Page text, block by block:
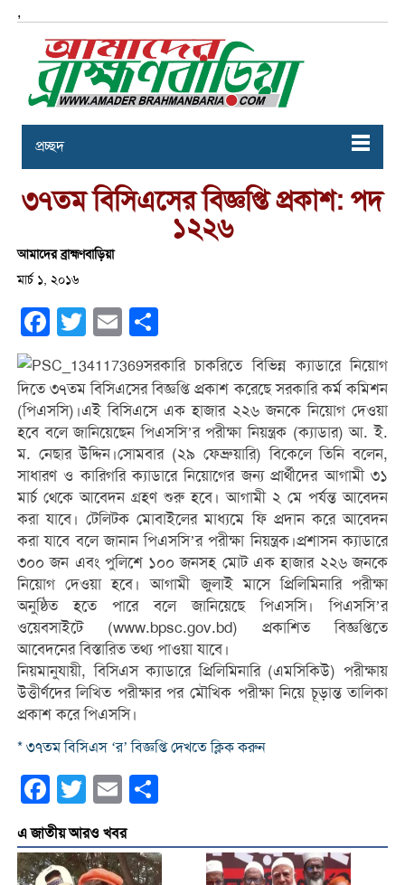
,
প্রচ্ছদ
৩৭তম বিসিএসের বিজ্ঞপ্তি প্রকাশ: পদ
১২২৬
আমাদের ব্রাহ্মণবাড়িয়া
মার্চ ১, ২০১৬
Facebook
Twitter Email
সরকারি চাকরিতে বিভিন্ন ক্যাডারে নিয়োগ
দিতে ৩৭তম বিসিএসের বিজ্ঞপ্তি প্রকাশ করেছে সরকারি কর্ম কমিশন
(পিএসসি)।এই বিসিএসে এক হাজার ২২৬ জনকে নিয়োগ দেওয়া
হবে বলে জানিয়েছেন পিএসসি’র পরীক্ষা নিয়ন্ত্রক (ক্যাডার) আ. ই.
ম. নেছার উদ্দিন।সোমবার (২৯ ফেব্রুয়ারি) বিকেলে তিনি বলেন,
সাধারণ ও কারিগরি ক্যাডারে নিয়োগের জন্য প্রার্থীদের আগামী ৩১
মার্চ থেকে আবেদন গ্রহণ শুরু হবে। আগামী ২ মে পর্যন্ত আবেদন
করা যাবে। টেলিটক মোবাইলের মাধ্যমে ফি প্রদান করে আবেদন
করা যাবে বলে জানান পিএসসি’র পরীক্ষা নিয়ন্ত্রক।প্রশাসন ক্যাডারে
৩০০ জন এবং পুলিশে ১০০ জনসহ মোট এক হাজার ২২৬ জনকে
নিয়োগ দেওয়া হবে। আগামী জুলাই মাসে প্রিলিমিনারি পরীক্ষা
অনুষ্ঠিত হতে পারে বলে জানিয়েছে পিএসসি। পিএসসি’র
ওয়েবসাইটে (www.bpsc.gov.bd) প্রকাশিত বিজ্ঞপ্তিতে
আবেদনের বিস্তারিত তথ্য পাওয়া যাবে।
নিয়মানুযায়ী, বিসিএস ক্যাডারে প্রিলিমিনারি (এমসিকিউ) পরীক্ষায়
উত্তীর্ণদের লিখিত পরীক্ষার পর মৌখিক পরীক্ষা নিয়ে চূড়ান্ত তালিকা
প্রকাশ করে পিএসসি।
* ৩৭তম বিসিএস ‘র’ বিজ্ঞপ্তি দেখতে ক্লিক করুন
Facebook
Twitter Email
এ জাতীয় আরও খবর